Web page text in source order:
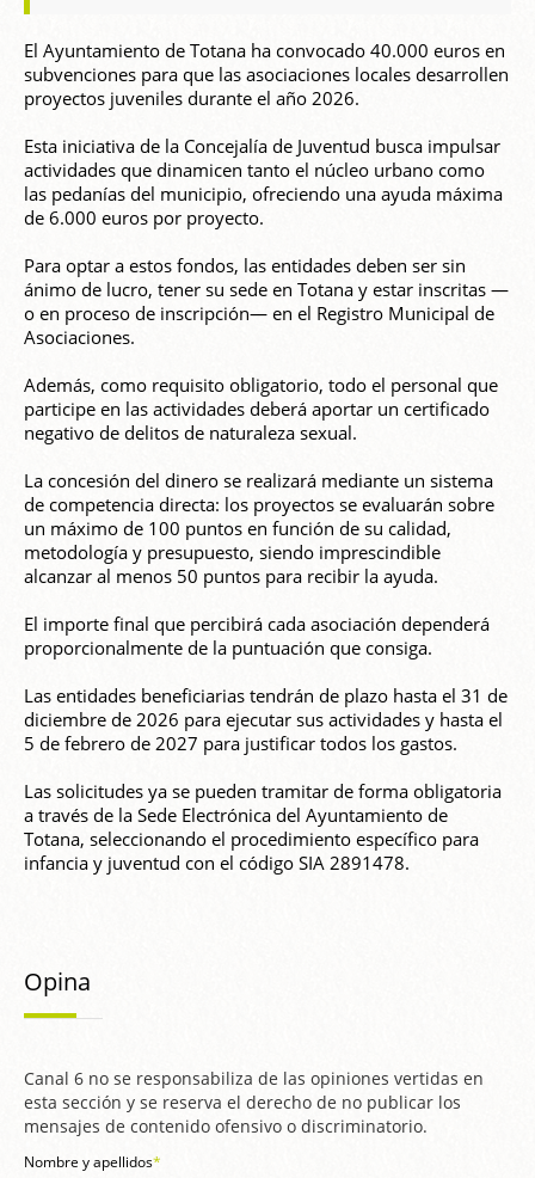
El Ayuntamiento de Totana ha convocado 40.000 euros en
subvenciones para que las asociaciones locales desarrollen
proyectos juveniles durante el año 2026.
Esta iniciativa de la Concejalía de Juventud busca impulsar
actividades que dinamicen tanto el núcleo urbano como
las pedanías del municipio, ofreciendo una ayuda máxima
de 6.000 euros por proyecto.
Para optar a estos fondos, las entidades deben ser sin
ánimo de lucro, tener su sede en Totana y estar inscritas —
o en proceso de inscripción— en el Registro Municipal de
Asociaciones.
Además, como requisito obligatorio, todo el personal que
participe en las actividades deberá aportar un certificado
negativo de delitos de naturaleza sexual.
La concesión del dinero se realizará mediante un sistema
de competencia directa: los proyectos se evaluarán sobre
un máximo de 100 puntos en función de su calidad,
metodología y presupuesto, siendo imprescindible
alcanzar al menos 50 puntos para recibir la ayuda.
El importe final que percibirá cada asociación dependerá
proporcionalmente de la puntuación que consiga.
Las entidades beneficiarias tendrán de plazo hasta el 31 de
diciembre de 2026 para ejecutar sus actividades y hasta el
5 de febrero de 2027 para justificar todos los gastos.
Las solicitudes ya se pueden tramitar de forma obligatoria
a través de la Sede Electrónica del Ayuntamiento de
Totana, seleccionando el procedimiento específico para
infancia y juventud con el código SIA 2891478.
Opina
Canal 6 no se responsabiliza de las opiniones vertidas en
esta sección y se reserva el derecho de no publicar los
mensajes de contenido ofensivo o discriminatorio.
Nombre y apellidos*